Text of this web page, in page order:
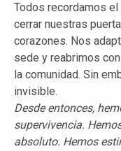
Todos recordamos
cerrar nuestras
corazones. Nos
sede y reabrimos
la comunidad. Sin
invisible.
Desde entonces,
supervivencia.
absoluto. Hemos